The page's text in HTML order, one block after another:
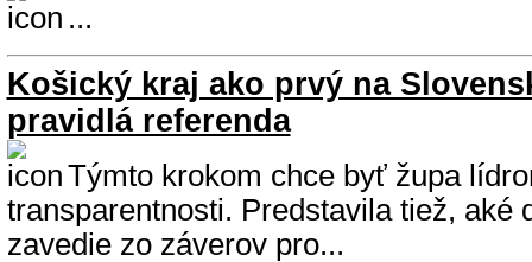
...
Košický kraj ako prvý na
pravidlá referenda
Týmto krokom chce byť župa
transparentnosti. Predstavila tiež, aké
zavedie zo záverov pro...